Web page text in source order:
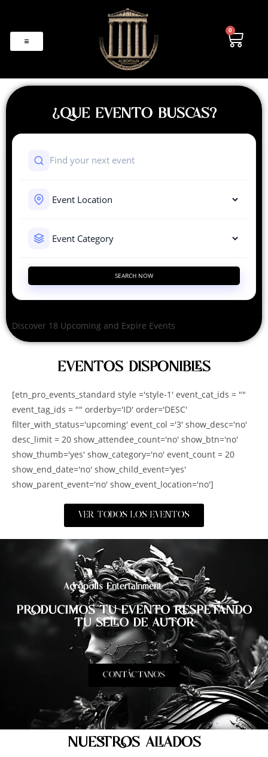
0
¿QUE EVENTO BUSCAS?
SEARCH NOW
Discover 18 Upcoming and Expire Events
EVENTOS DISPONIBLES
[etn_pro_events_standard style ='style-1' event_cat_ids = ""
event_tag_ids = "" orderby='ID' order='DESC'
filter_with_status='upcoming' event_col ='3' show_desc='no'
desc_limit = 20 show_attendee_count='no' show_btn='no'
show_thumb='yes' show_category='no' event_count = 20
show_end_date='no' show_child_event='yes'
show_parent_event='no' show_event_location='no']
VER TODOS LOS EVENTOS
Acrópolis Entertainment
PRODUCIMOS TU EVENTO RESPETANDO
TU SELLO DE AUTOR
CONTÁCTANOS
NUESTROS ALIADOS